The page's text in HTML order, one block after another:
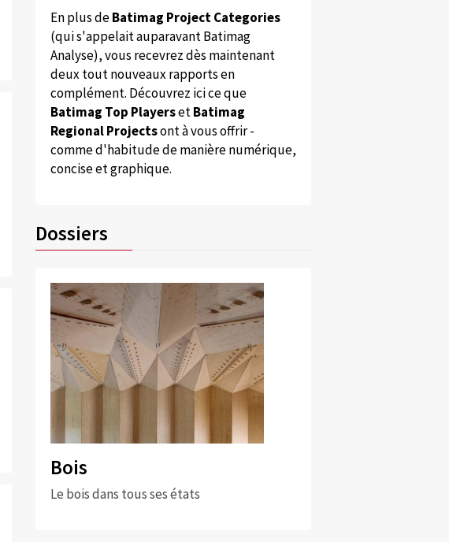
En plus deBatimag Project Categories
(qui s'appelait auparavant Batimag
Analyse), vous recevrez dès maintenant
deux tout nouveaux rapports en
complément. Découvrez ici ce que
Batimag Top PlayersetBatimag
Regional Projectsont à vous offrir -
comme d'habitude de manière numérique,
concise et graphique.
Dossiers
Bois
Le bois dans tous ses états